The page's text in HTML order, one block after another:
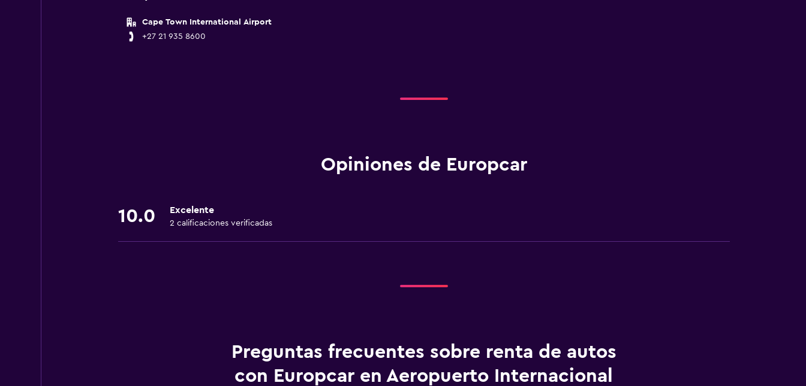
Cape Town International Airport
+27 21 935 8600
Opiniones de Europcar
10.0 Excelente
2 calificaciones verificadas
Preguntas frecuentes sobre renta de autos
con Europcar en Aeropuerto Internacional